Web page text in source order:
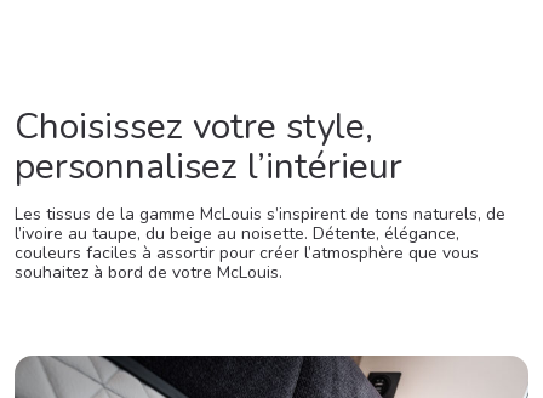
Choisissez votre style,
personnalisez l’intérieur
Les tissus de la gamme McLouis s’inspirent de tons naturels, de
l’ivoire au taupe, du beige au noisette. Détente, élégance,
couleurs faciles à assortir pour créer l’atmosphère que vous
souhaitez à bord de votre McLouis.